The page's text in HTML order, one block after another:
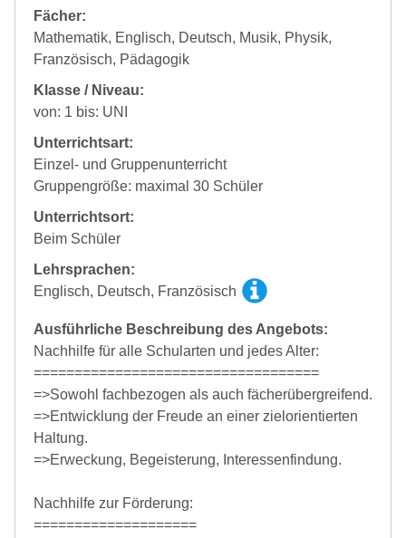
Fächer:
Mathematik, Englisch, Deutsch, Musik, Physik,
Französisch, Pädagogik
Klasse / Niveau:
von: 1 bis: UNI
Unterrichtsart:
Einzel- und Gruppenunterricht
Gruppengröße: maximal 30 Schüler
Unterrichtsort:
Beim Schüler
Lehrsprachen:
Englisch, Deutsch, Französisch
Ausführliche Beschreibung des Angebots:
Nachhilfe für alle Schularten und jedes Alter:
===================================
=>Sowohl fachbezogen als auch fächerübergreifend.
=>Entwicklung der Freude an einer zielorientierten
Haltung.
=>Erweckung, Begeisterung, Interessenfindung.
Nachhilfe zur Förderung:
====================